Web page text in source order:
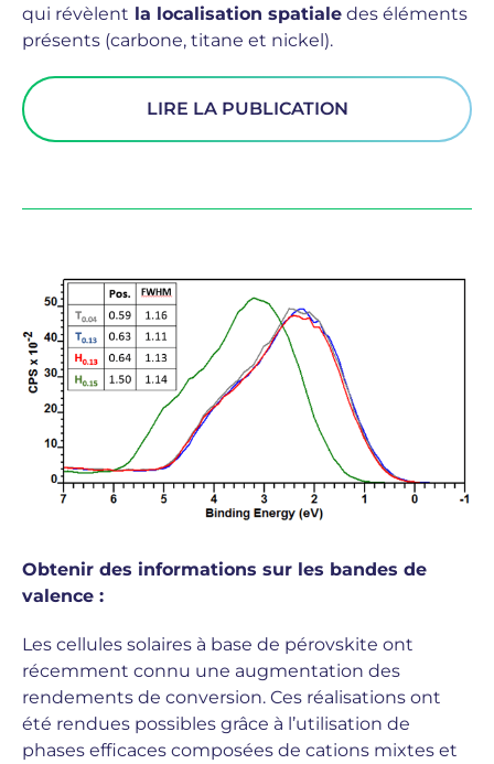
qui révèlent la localisation spatiale des éléments
présents (carbone, titane et nickel).
LIRE LA PUBLICATION
Obtenir des informations sur les bandes de
valence :
Les cellules solaires à base de pérovskite ont
récemment connu une augmentation des
rendements de conversion. Ces réalisations ont
été rendues possibles grâce à l’utilisation de
phases efficaces composées de cations mixtes et